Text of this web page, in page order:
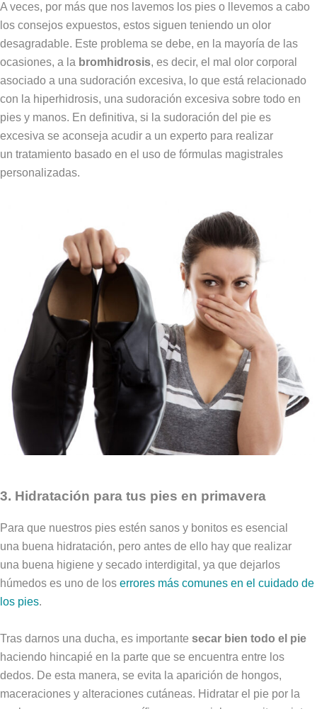
A veces, por más que nos lavemos los pies o llevemos a cabo
los consejos expuestos, estos siguen teniendo un olor
desagradable. Este problema se debe, en la mayoría de las
ocasiones, a la bromhidrosis, es decir, el mal olor corporal
asociado a una sudoración excesiva, lo que está relacionado
con la hiperhidrosis, una sudoración excesiva sobre todo en
pies y manos. En definitiva, si la sudoración del pie es
excesiva se aconseja acudir a un experto para realizar
un tratamiento basado en el uso de fórmulas magistrales
personalizadas.
3. Hidratación para tus pies en primavera
Para que nuestros pies estén sanos y bonitos es esencial
una buena hidratación, pero antes de ello hay que realizar
una buena higiene y secado interdigital, ya que dejarlos
húmedos es uno de los errores más comunes en el cuidado de
los pies.
Tras darnos una ducha, es importante secar bien todo el pie
haciendo hincapié en la parte que se encuentra entre los
dedos. De esta manera, se evita la aparición de hongos,
maceraciones y alteraciones cutáneas. Hidratar el pie por la